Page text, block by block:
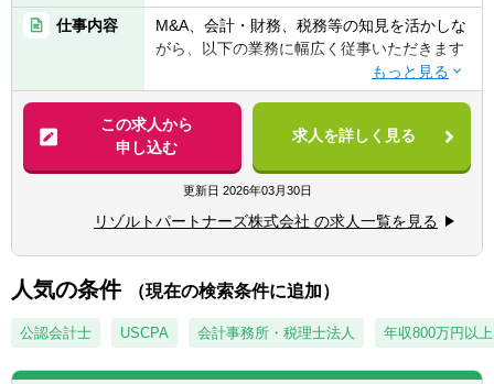
手を挙げれば投資業務やマネジメントキャリ
アにも挑戦できるなど、アドバイザーの域を
超えた更なるキャリアアップも可能◎
■業界トップクラスの業務の幅広さ
- メンバーの希望やキャリアに合わせて、
M&AからIPO支援・経理支援に至るまで幅広
い業務に関与可能
あると自負
■経験豊富なメンバーによる充実したサポー
ト体制
- 各領域で実務経験豊富なメンバーによる案
件サポート体制
より、初めての業務でも不安なくチャレンジ
心
【歓迎要件】
■コンサルティングファーム/FASでの実務経
験2年以上
■監査法人、事業会社での経理・財務
【求める人物像】
■会計や財務領域でキャリアを積みたい方
■常にクライアントにとってのベストを考え
■一緒に会社を創っていくことへの興味・関
仕事内容
M&A、会計・財務、税務等の知見を活かしな
がら、以下の業務に幅広く従事いただきます
■M&Aアドバイザリー
- ファイナンシャルアドバイザリー
- デューデリジェンス（財務・税務DD、ビジ
- バリュエーション（株式価値算定、投資採
算分析、PPA等）
- PMI（M&A後の統合計画策定支援、管理体
制構築支援等）
■IPO支援
- 上場準備関連書類作成支援
この求人から
申し込む
求人を詳しく見る
更新日 2026年03月30日
リゾルトパートナーズ株式会社 の求人一覧を見る
人気の条件 （現在の検索条件に追加）
公認会計士 USCPA 会計事務所・税理士法人 年収800万円以上